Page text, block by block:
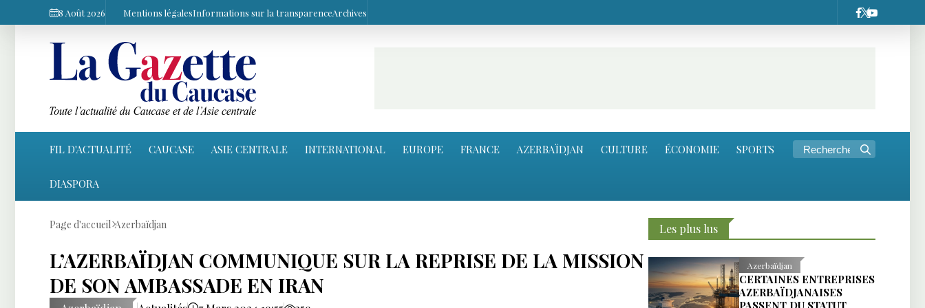
8 Août 2026 Mentions légalesInformations sur la transparenceArchives
FIL D'ACTUALITÉ CAUCASE ASIE CENTRALE INTERNATIONAL EUROPE FRANCE AZERBAÏDJAN CULTURE ÉCONOMIE SPORTS
DIASPORA
Page d'accueil Azerbaïdjan
L’AZERBAÏDJAN COMMUNIQUE SUR LA REPRISE DE LA MISSION
DE SON AMBASSADE EN IRAN
Les plus lus
Azerbaïdjan
CERTAINES ENTREPRISES
AZERBAÏDJANAISES